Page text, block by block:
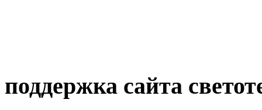
поддержка сайта